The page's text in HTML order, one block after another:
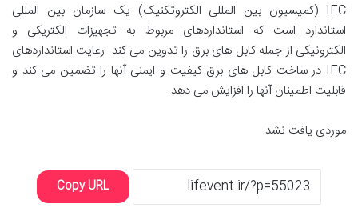
IEC (کمیسیون بین المللی الکتروتکنیک) یک سازمان بین المللی
استاندارد است که استانداردهای مربوط به تجهیزات الکتریکی و
الکترونیکی از جمله کابل های برق را تدوین می کند. رعایت استانداردهای
IEC در ساخت کابل های برق کیفیت و ایمنی آنها را تضمین می کند و
قابلیت اطمینان آنها را افزایش می دهد.
موردی یافت نشد
Copy URL